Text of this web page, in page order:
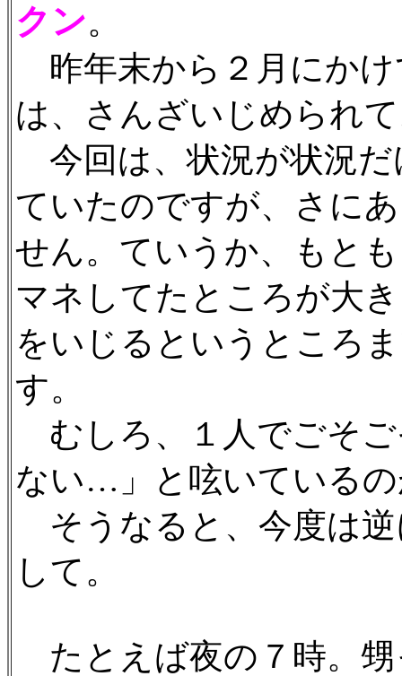
クン。
昨年末から２月にかけ
は、さんざいじめられ
今回は、状況が状況だ
ていたのですが、さに
せん。ていうか、もと
マネしてたところが大
をいじるというところ
す。
むしろ、１人でごそ
ない…」と呟いている
そうなると、今度は
して。
たとえば夜の７時。